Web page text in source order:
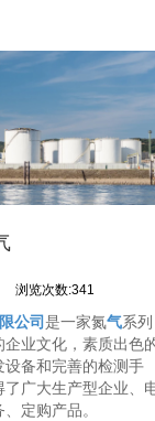
浏览次数:341
公司 是一家氮气系列
业文化，素质出色
备和完善的检测手
广大生产型企业、
定购产品。